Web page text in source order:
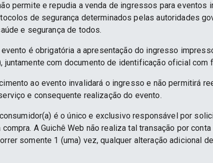
permite e repudia a venda de ingressos para
de segurança determinados pelas autoridades
e segurança de todos.
evento é obrigatória a apresentação do ingresso
juntamente com documento de identificação oficial com
ao evento invalidará o ingresso e não permitirá
e consequente realização do evento.
é o único e exclusivo responsável por
compra. A Guichê Web não realiza tal transação por
somente 1 (uma) vez, qualquer alteração adicional